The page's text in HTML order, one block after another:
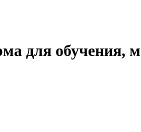
для обучения,